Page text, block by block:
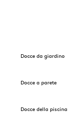
Docce da giardino
Docce a parete
Docce della piscina